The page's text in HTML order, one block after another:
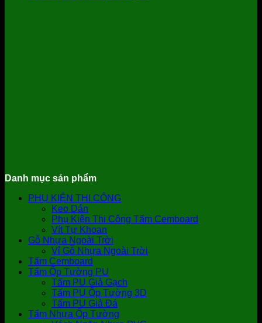
Danh mục sản phẩm
PHỤ KIỆN THI CÔNG
Keo Dán
Phụ Kiện Thi Công Tấm Cemboard
Vít Tự Khoan
Gỗ Nhựa Ngoài Trời
Vỉ Gỗ Nhựa Ngoài Trời
Tấm Cemboard
Tấm Ốp Tường PU
Tấm PU Giả Gạch
Tấm PU Ốp Tường 3D
Tấm PU Giả Đá
Tấm Nhựa Ốp Tường